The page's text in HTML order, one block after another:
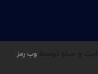
وب رمز